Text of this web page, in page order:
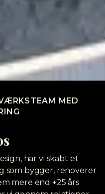
MED
har vi skabt et
som bygger, renoverer
mere end +25 års